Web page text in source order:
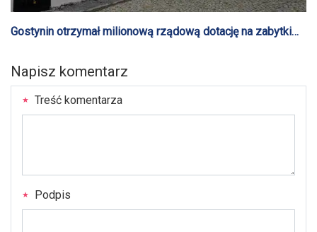
Gostynin otrzymał milionową rządową dotację na zabytki
Napisz komentarz
Treść komentarza
Podpis